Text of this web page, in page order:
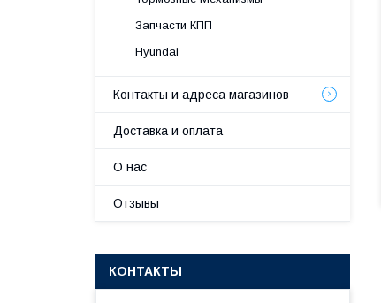
Запчасти КПП
Hyundai
Контакты и адреса магазинов
Доставка и оплата
О нас
Отзывы
КОНТАКТЫ